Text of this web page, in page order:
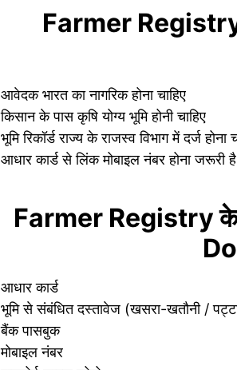
Farmer
आवेदक भारत का नागरिक होना चाहिए
किसान के पास कृषि योग्य भूमि होनी चाहिए
भूमि रिकॉर्ड राज्य के राजस्व विभाग में दर्ज होना
आधार कार्ड से लिंक मोबाइल नंबर होना जरूरी है
Farmer Registry के
आधार कार्ड
भूमि से संबंधित दस्तावेज (खसरा-खतौनी /
बैंक पासबुक
मोबाइल नंबर